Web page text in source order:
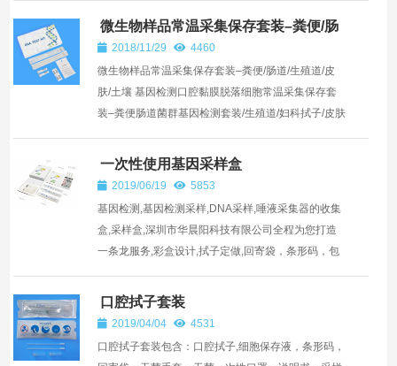
微生物样品常温采集保存套装–粪便/肠
道/生殖道/皮肤/土壤
2018/11/29
4460
微生物样品常温采集保存套装–粪便/肠道/生殖道/皮
肤/土壤 基因检测口腔黏膜脱落细胞常温采集保存套
装–粪便肠道菌群基因检测套装/生殖道/妇科拭子/皮肤
元送！每人...
一次性使用基因采样盒
2019/06/19
5853
基因检测,基因检测采样,DNA采样,唾液采集器的收集
盒,采样盒,深圳市华晨阳科技有限公司全程为您打造
一条龙服务,彩盒设计,拭子定做,回寄袋，条形码，包
采样盒, ...
口腔拭子套装
2019/04/04
4531
口腔拭子套装包含：口腔拭子,细胞保存液，条形码，